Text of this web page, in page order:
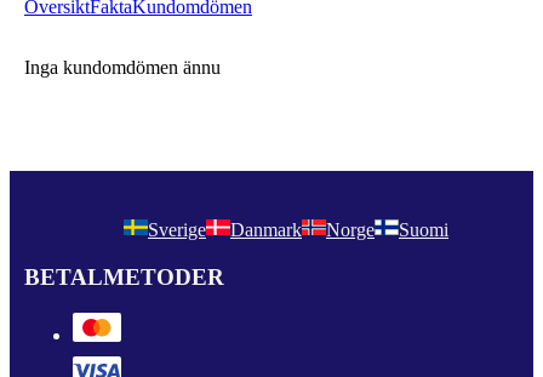
ÖversiktFaktaKundomdömen
Inga kundomdömen ännu
Sverige Danmark Norge Suomi
BETALMETODER